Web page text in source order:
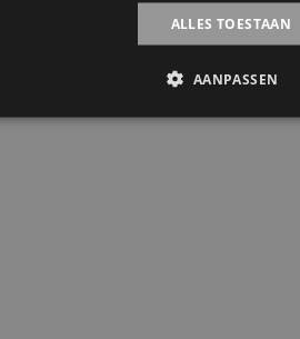
ALLES TOESTAAN
AANPASSEN